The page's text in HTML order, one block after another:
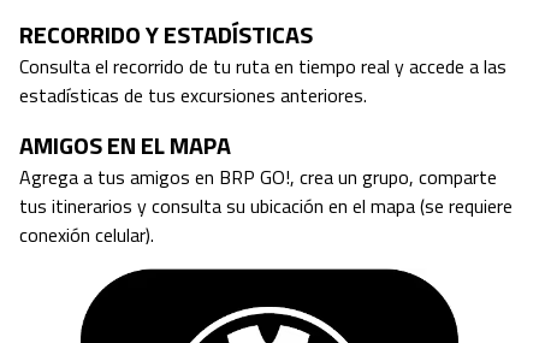
RECORRIDO Y ESTADÍSTICAS
Consulta el recorrido de tu ruta en tiempo real y accede a las
estadísticas de tus excursiones anteriores.
AMIGOS EN EL MAPA
Agrega a tus amigos en BRP GO!, crea un grupo, comparte
tus itinerarios y consulta su ubicación en el mapa (se requiere
conexión celular).